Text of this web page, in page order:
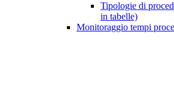
Tipologie di
in tabelle)
Monitoraggio tempi